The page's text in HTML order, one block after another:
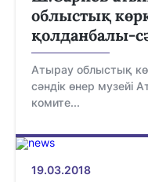
облыстық
қолданбалы-
Атырау облыстық
сәндік өнер музейі
комите...
19.03.2018